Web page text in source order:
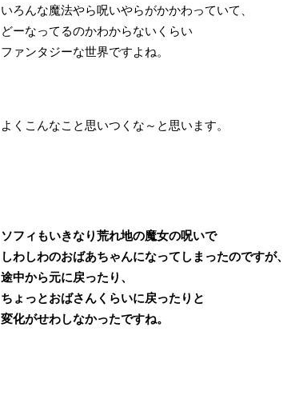
いろんな魔法やら呪いやらがかかわっていて、
どーなってるのかわからないくらい
ファンタジーな世界ですよね。
よくこんなこと思いつくな～と思います。
ソフィもいきなり荒れ地の魔女の呪いで
しわしわのおばあちゃんになってしまったのですが、
途中から元に戻ったり、
ちょっとおばさんくらいに戻ったりと
変化がせわしなかったですね。